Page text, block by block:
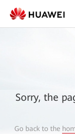
Sorry, the
Go back to the